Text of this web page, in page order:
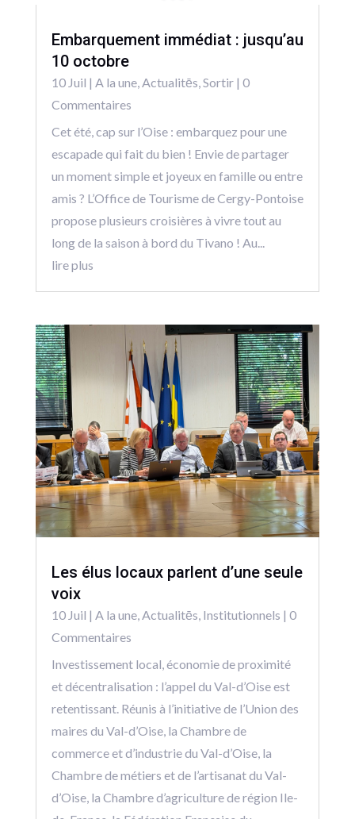
Embarquement immédiat : jusqu’au
10 octobre
10 Juil | A la une, Actualitēs Sortir| 0
Commentaires
Cet été, cap sur l’Oise : embarquez pour une
escapade qui fait du bien ! Envie de partager
un moment simple et joyeux en famille ou entre
amis ? L’Office de Tourisme de Cergy-Pontoise
propose plusieurs croisières à vivre tout au
long de la saison à bord du Tivano ! Au...
lire plus
Les élus locaux parlent d’une seule
voix
10 Juil | A la une,Actualitēs, Institutionnels | 0
Commentaires
Investissement local, économie de proximité
et décentralisation : l’appel du Val-d’Oise est
retentissant. Réunis à l’initiative de l’Union des
maires du Val-d’Oise, la Chambre de
commerce et d’industrie du Val-d’Oise, la
Chambre de métiers et de l’artisanat du Val-
d’Oise, la Chambre d’agriculture de région Ile-